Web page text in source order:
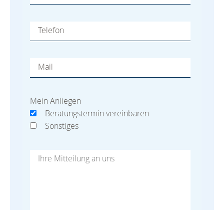
Telefon
Mail
Mein Anliegen
Beratungstermin vereinbaren
Sonstiges